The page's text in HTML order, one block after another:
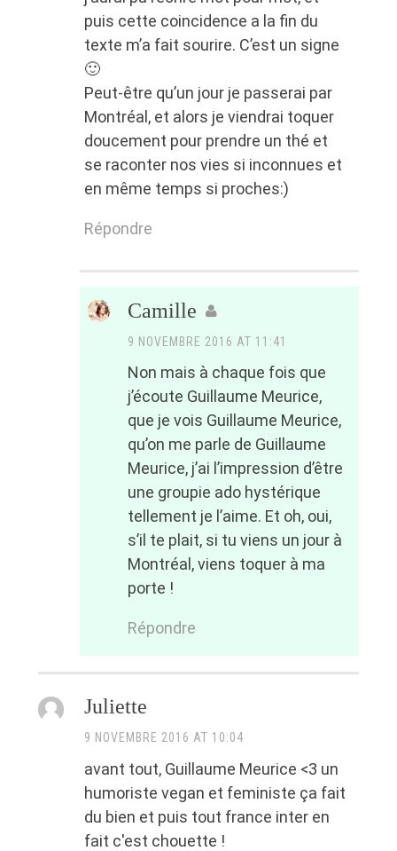
puis cette coincidence a la fin du
texte m’a fait sourire. C’est un signe
🙂
Peut-être qu’un jour je passerai par
Montréal, et alors je viendrai toquer
doucement pour prendre un thé et
se raconter nos vies si inconnues et
en même temps si proches:)
Répondre
Camille
9 NOVEMBRE 2016 AT 11:41
Non mais à chaque fois que
j’écoute Guillaume Meurice,
que je vois Guillaume Meurice,
qu’on me parle de Guillaume
Meurice, j’ai l’impression d’être
une groupie ado hystérique
tellement je l’aime. Et oh, oui,
s’il te plait, si tu viens un jour à
Montréal, viens toquer à ma
porte !
Répondre
Juliette
9 NOVEMBRE 2016 AT 10:04
avant tout, Guillaume Meurice <3 un
humoriste vegan et feministe ça fait
du bien et puis tout france inter en
fait c'est chouette !